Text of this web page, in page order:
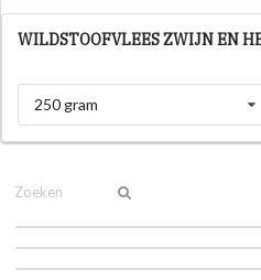
WILDSTOOFVLEES ZWIJN EN
250 gram